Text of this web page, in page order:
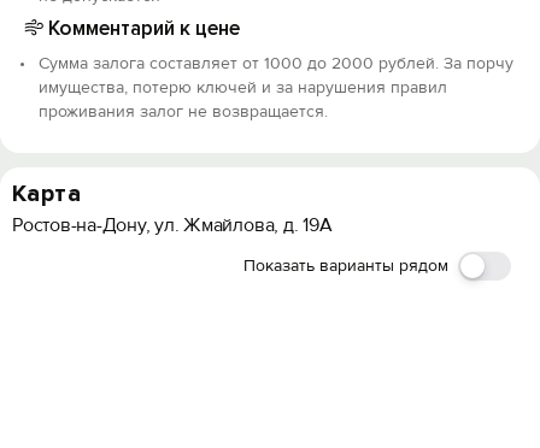
Комментарий к цене
Сумма залога составляет от 1000 до 2000 рублей. За порчу
имущества, потерю ключей и за нарушения правил
проживания залог не возвращается.
Карта
Ростов-на-Дону, ул. Жмайлова, д. 19А
Показать варианты рядом